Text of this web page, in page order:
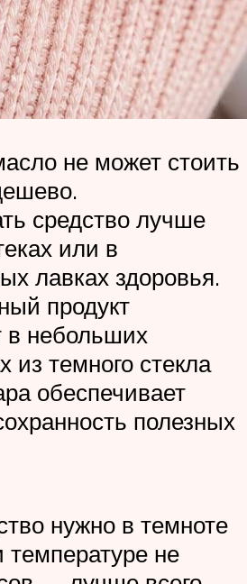
не может стоить
средство лучше
или в
лавках здоровья.
продукт
в небольших
из темного стекла
обеспечивает
полезных
нужно в темноте
температуре не